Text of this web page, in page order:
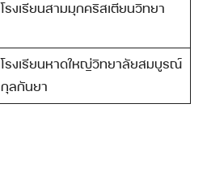
โรงเรียนสามมุกคริสเตียนวิทยา
โรงเรียนหาดใหญ่วิทยาลัยสมบูรณ์
กุลกันยา